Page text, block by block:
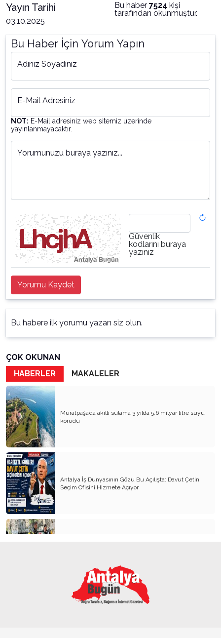
Yayın Tarihi
03.10.2025
Bu haber 7524 kişi
tarafından okunmuştur.
Bu Haber İçin Yorum Yapın
Adınız Soyadınız
E-Mail Adresiniz
NOT: E-Mail adresiniz web sitemiz üzerinde
yayınlanmayacaktır.
Yorumunuzu buraya yazınız...
Güvenlik
kodlarını buraya
yazınız
Yorumu Kaydet
Bu habere ilk yorumu yazan siz olun.
ÇOK OKUNAN
HABERLER
MAKALELER
Muratpaşa’da akıllı sulama 3 yılda 5,6 milyar litre suyu
korudu
Antalya İş Dünyasının Gözü Bu Açılışta: Davut Çetin
Seçim Ofisini Hizmete Açıyor